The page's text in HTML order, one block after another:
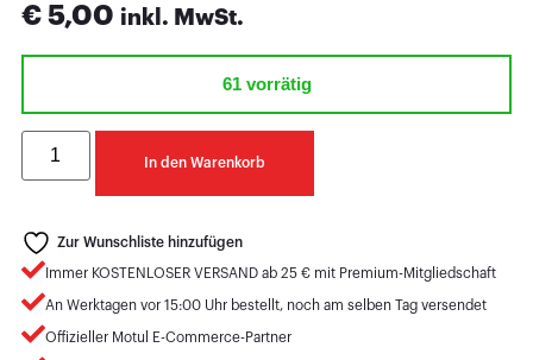
€5,00 inkl. MwSt.
61 vorrätig
In den Warenkorb
Zur Wunschliste hinzufügen
Immer KOSTENLOSER VERSAND ab 25 € mit Premium-Mitgliedschaft
An Werktagen vor 15:00 Uhr bestellt, noch am selben Tag versendet
Offizieller Motul E-Commerce-Partner